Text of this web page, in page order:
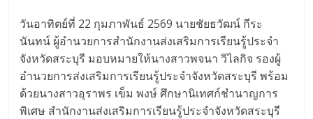
ประจำ
จังหวัด
สระบุรี
วันอาทิตย์ที่ 22 กุมภาพันธ์ 2569 นายชัยธวัฒน์ กีระ
นันทน์ ผู้อำนวยการสำนักงานส่งเสริมการเรียนรู้ประจำ
จังหวัดสระบุรี มอบหมายให้นางสาวพจนา วิไลกิจ รองผู้
อำนวยการส่งเสริมการเรียนรู้ประจำจังหวัดสระบุรี พร้อม
ด้วยนางสาวอุราพร เข็ม พงษ์ ศึกษานิเทศก์ชำนาญการ
พิเศษ สำนักงานส่งเสริมการเรียนรู้ประจำจังหวัดสระบุรี